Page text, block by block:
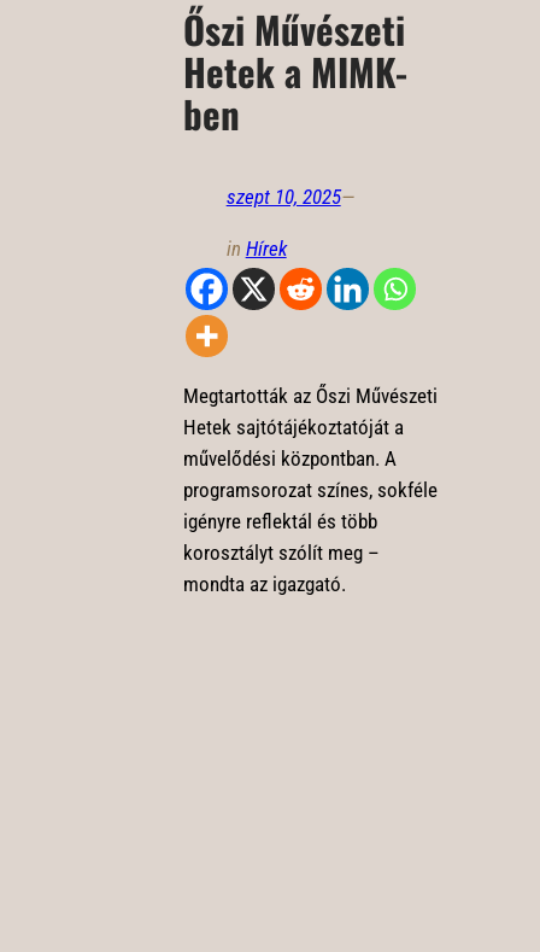
Őszi Művészeti
Hetek a MIMK-
ben
szept 10, 2025—
in Hírek
Megtartották az Őszi Művészeti
Hetek sajtótájékoztatóját a
művelődési központban. A
programsorozat színes, sokféle
igényre reflektál és több
korosztályt szólít meg –
mondta az igazgató.